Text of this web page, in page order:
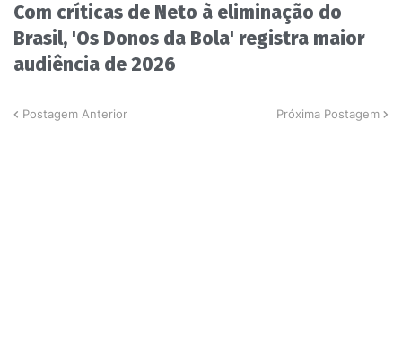
Com críticas de Neto à eliminação do
Brasil, 'Os Donos da Bola' registra maior
audiência de 2026
Postagem Anterior Próxima Postagem